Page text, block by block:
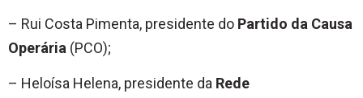
– Rui Costa Pimenta, presidente do Partido da Causa
Operária (PCO);
– Heloísa Helena, presidente da Rede